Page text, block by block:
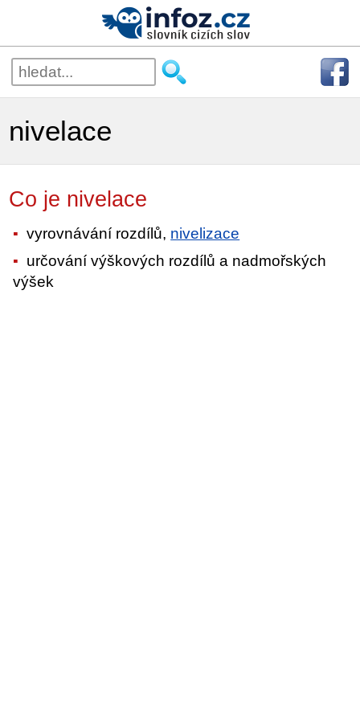
nivelace
Co je nivelace
vyrovnávání rozdílů, nivelizace
určování výškových rozdílů a nadmořských
výšek